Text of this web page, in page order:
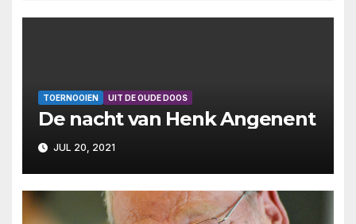
TOERNOOIEN UIT DE OUDE DOOS
De nacht van Henk Angenent
JUL 20, 2021